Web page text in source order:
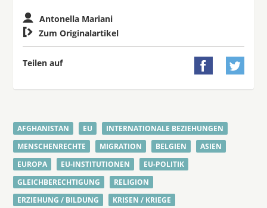
Antonella Mariani
 Zum Originalartikel
Teilen auf  
AFGHANISTAN EU
INTERNATIONALE BEZIEHUNGEN
MENSCHENRECHTE
MIGRATION BELGIEN
ASIEN
EUROPA
EU-INSTITUTIONEN
EU-POLITIK
GLEICHBERECHTIGUNG
RELIGION
ERZIEHUNG / BILDUNG
KRISEN / KRIEGE